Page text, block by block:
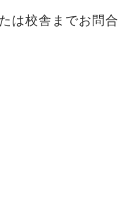
は校舎までお問合